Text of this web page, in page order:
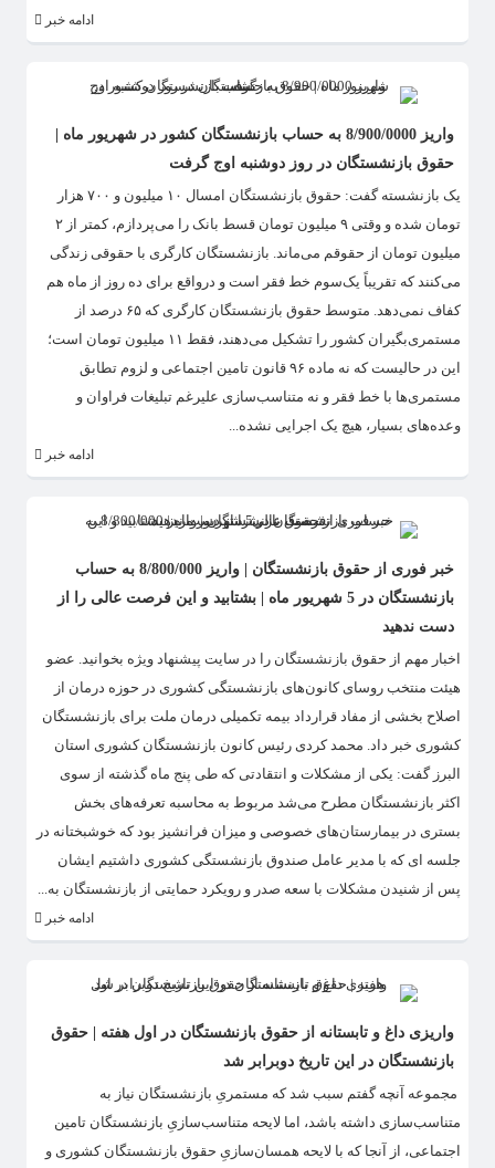
ادامه خبر
واریز 8/900/0000 به حساب بازنشستگان کشور در شهریور ماه |
حقوق بازنشستگان در روز دوشنبه اوج گرفت
یک بازنشسته گفت: حقوق بازنشستگان امسال ۱۰ میلیون و ۷۰۰ هزار
تومان شده و وقتی ۹ میلیون تومان قسط بانک را می‌پردازم، کمتر از ۲
میلیون تومان از حقوقم می‌ماند. بازنشستگان کارگری با حقوقی زندگی
می‌کنند که تقریباً یک‌سوم خط فقر است و درواقع برای ده روز از ماه هم
کفاف نمی‌دهد. متوسط حقوق بازنشستگان کارگری که ۶۵ درصد از
مستمری‌بگیران کشور را تشکیل می‌دهند، فقط ۱۱ میلیون تومان است؛
این در حالیست که نه ماده ۹۶ قانون تامین اجتماعی و لزوم تطابق
مستمری‌ها با خط فقر و نه متناسب‌سازی علیرغم تبلیغات فراوان و
وعده‌های بسیار، هیچ یک اجرایی نشده...
ادامه خبر
خبر فوری از حقوق بازنشستگان | واریز 8/800/000 به حساب
بازنشستگان در 5 شهریور ماه | بشتابید و این فرصت عالی را از
دست ندهید
اخبار مهم از حقوق بازنشستگان را در سایت پیشنهاد ویژه بخوانید. عضو
هیئت منتخب روسای کانون‌های بازنشستگی کشوری در حوزه درمان از
اصلاح بخشی از مفاد قرارداد بیمه تکمیلی درمان ملت برای بازنشستگان
کشوری خبر داد. محمد کردی رئیس کانون بازنشستگان کشوری استان
البرز گفت: یکی از مشکلات و انتقادتی که طی پنج ماه گذشته از سوی
اکثر بازنشستگان مطرح می‌شد مربوط به محاسبه تعرفه‌های بخش
بستری در بیمارستان‌های خصوصی و میزان فرانشیز بود که خوشبختانه در
جلسه ای که با مدیر عامل صندوق بازنشستگی کشوری داشتیم ایشان
پس از شنیدن مشکلات با سعه صدر و رویکرد حمایتی از بازنشستگان به...
ادامه خبر
واریزی داغ و تابستانه از حقوق بازنشستگان در اول هفته | حقوق
بازنشستگان در این تاریخ دوبرابر شد
مجموعه آنچه گفتم سبب شد که مستمریِ بازنشستگان نیاز به
متناسب‌سازی داشته باشد، اما لایحه متناسب‌سازیِ بازنشستگان تامین
اجتماعی، از آنجا که با لایحه همسان‌سازیِ حقوق بازنشستگان کشوری و